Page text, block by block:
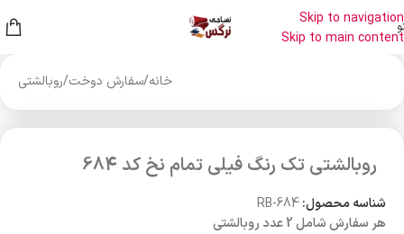
Skip to navigation
Skip to main content
خانه/سفارش دوخت/روبالشتی
روبالشتی تک رنگ فیلی تمام نخ کد 684
شناسه محصول:RB-684
هر سفارش شامل 2 عدد روبالشتی